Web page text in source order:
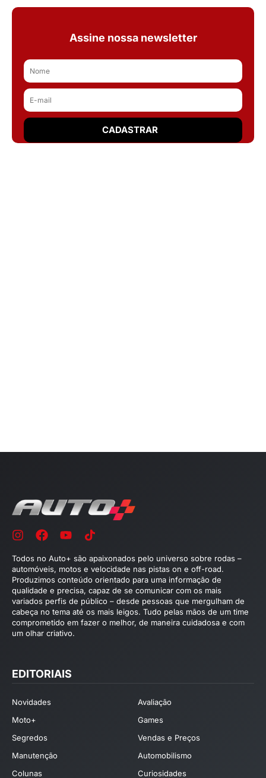
Assine nossa newsletter
Todos no Auto+ são apaixonados pelo universo sobre rodas –
automóveis, motos e velocidade nas pistas on e off-road.
Produzimos conteúdo orientado para uma informação de
qualidade e precisa, capaz de se comunicar com os mais
variados perfis de público – desde pessoas que mergulham de
cabeça no tema até os mais leigos. Tudo pelas mãos de um time
comprometido em fazer o melhor, de maneira cuidadosa e com
um olhar criativo.
EDITORIAIS
Novidades
Avaliação
Moto+
Games
Segredos
Vendas e Preços
Manutenção
Automobilismo
Colunas
Curiosidades